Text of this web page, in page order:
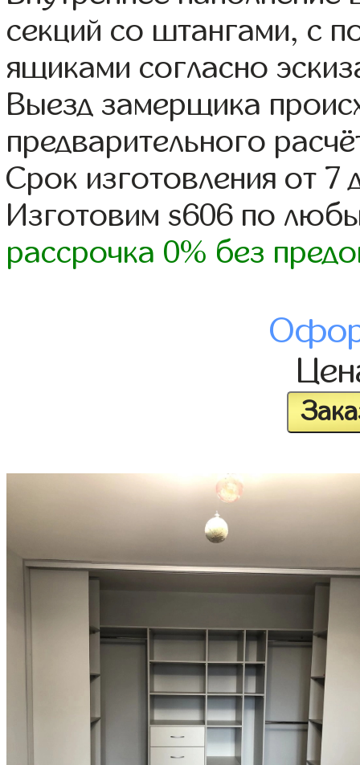
секций со штангами, с
ящиками согласно
Выезд замерщика
предварительного
Срок изготовления от 7
Изготовим s606 по
рассрочка 0% без